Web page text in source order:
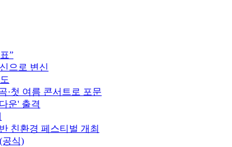
”
으로 변신
·첫 여름 콘서트로 포문
운' 출격
친환경 페스티벌 개최
공식)